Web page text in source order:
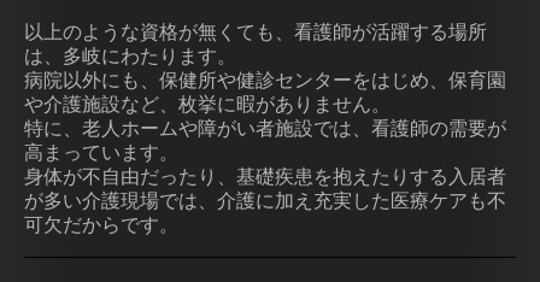
以上のような資格が無くても、看護師が活躍する場所
は、多岐にわたります。
病院以外にも、保健所や健診センターをはじめ、保育園
や介護施設など、枚挙に暇がありません。
特に、老人ホームや障がい者施設では、看護師の需要が
高まっています。
身体が不自由だったり、基礎疾患を抱えたりする入居者
が多い介護現場では、介護に加え充実した医療ケアも不
可欠だからです。